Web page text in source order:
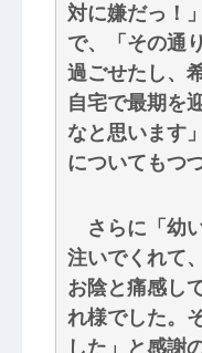
対に嫌だっ！
で、「その通
過ごせたし、
自宅で最期を
なと思います
についてもつ
さらに「幼
注いでくれて
お陰と痛感し
れ様でした。
した」と感謝